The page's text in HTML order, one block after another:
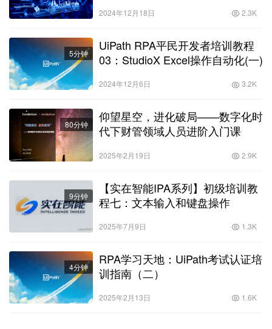
2024年12月18日 2.3K
5分钟
UiPath RPA平民开发者培训教程
03：StudioX Excel操作自动化(一)
2024年12月6日 3.2K
80分钟
仰望星空，进化破局——数字化时
代下财管领域人员进阶入门课
2025年2月19日 2.9K
9分钟
【实在智能IPA系列】初级培训教
程七：文本输入和键盘操作
2025年7月9日 1.3K
4分钟
RPA学习天地：UiPath考试认证培
训指南（二）
2025年2月13日 1.6K